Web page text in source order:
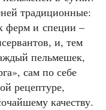
традиционные:
ферм и специи –
и, тем
пельмешек,
сам по себе
рецептуре,
качеству.